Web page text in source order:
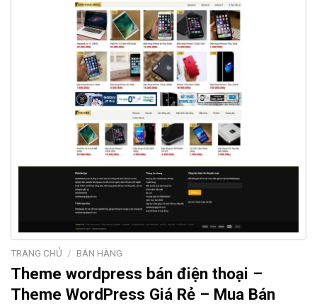
TRANG CHỦ / BÁN HÀNG
Theme wordpress bán điện thoại –
Theme WordPress Giá Rẻ – Mua Bán